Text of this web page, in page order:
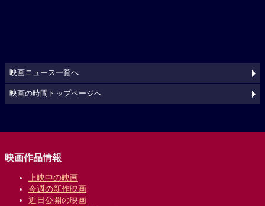
映画ニュース一覧へ
映画の時間トップページへ
映画作品情報
上映中の映画
今週の新作映画
近日公開の映画